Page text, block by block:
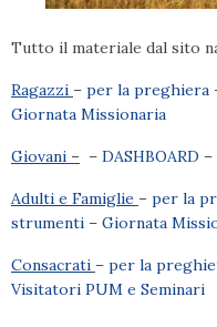
Tutto il materiale dal sito
Ragazzi – per la preghiera
Giornata Missionaria
Giovani – – DASHBOARD –
Adulti e Famiglie – per la
strumenti – Giornata
Consacrati – per la
Visitatori PUM e Seminari